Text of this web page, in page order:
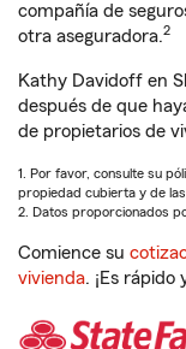
compañía de
otra aseguradora.2
Kathy Davidoff en
después de que
de propietarios de
1. Por favor, consulte su
propiedad cubierta y de
2. Datos proporcionados
Comience su
vivienda. ¡Es rápido